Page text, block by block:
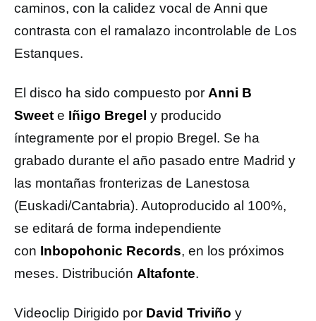
caminos, con la calidez vocal de Anni que
contrasta con el ramalazo incontrolable de Los
Estanques.
El disco ha sido compuesto por Anni B
Sweet e Iñigo Bregel y producido
íntegramente por el propio Bregel. Se ha
grabado durante el año pasado entre Madrid y
las montañas fronterizas de Lanestosa
(Euskadi/Cantabria). Autoproducido al 100%,
se editará de forma independiente
con Inbopohonic Records, en los próximos
meses. Distribución Altafonte.
Videoclip Dirigido por David Triviño y